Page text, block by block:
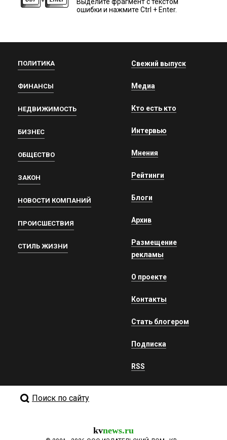
ошибки и нажмите Ctrl + Enter.
ПОЛИТИКА
ФИНАНСЫ
НЕДВИЖИМОСТЬ
БИЗНЕС
ОБЩЕСТВО
ЗАКОН
НОВОСТИ КОМПАНИЙ
ПРОИСШЕСТВИЯ
СТИЛЬ ЖИЗНИ
Свежий выпуск
Медиа
Кто есть кто
Интервью
Мнения
Рейтинги
Блоги
Архив
Размещение
рекламы
О проекте
Контакты
Стать блогером
Подписка
RSS
Поиск по сайту
kvnews.ru